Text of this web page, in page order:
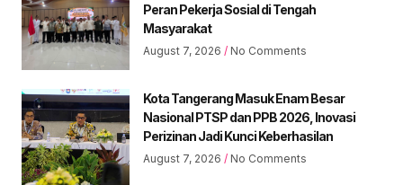
Peran Pekerja Sosial di Tengah
Masyarakat
August 7, 2026 No Comments
Kota Tangerang Masuk Enam Besar
Nasional PTSP dan PPB 2026, Inovasi
Perizinan Jadi Kunci Keberhasilan
August 7, 2026 No Comments